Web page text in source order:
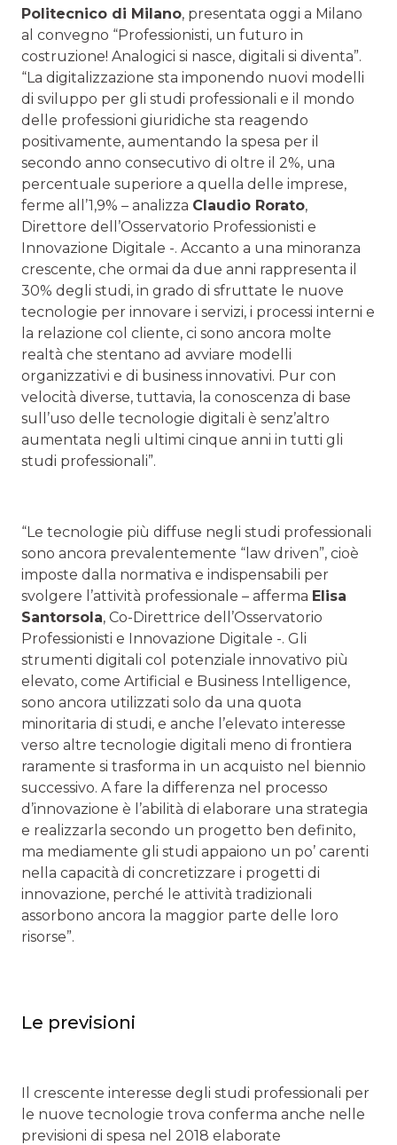
Politecnico di Milano, presentata oggi a Milano
al convegno “Professionisti, un futuro in
costruzione! Analogici si nasce, digitali si diventa”.
“La digitalizzazione sta imponendo nuovi modelli
di sviluppo per gli studi professionali e il mondo
delle professioni giuridiche sta reagendo
positivamente, aumentando la spesa per il
secondo anno consecutivo di oltre il 2%, una
percentuale superiore a quella delle imprese,
ferme all’1,9% – analizza Claudio Rorato,
Direttore dell’Osservatorio Professionisti e
Innovazione Digitale -. Accanto a una minoranza
crescente, che ormai da due anni rappresenta il
30% degli studi, in grado di sfruttate le nuove
tecnologie per innovare i servizi, i processi interni e
la relazione col cliente, ci sono ancora molte
realtà che stentano ad avviare modelli
organizzativi e di business innovativi. Pur con
velocità diverse, tuttavia, la conoscenza di base
sull’uso delle tecnologie digitali è senz’altro
aumentata negli ultimi cinque anni in tutti gli
studi professionali”.
“Le tecnologie più diffuse negli studi professionali
sono ancora prevalentemente “law driven”, cioè
imposte dalla normativa e indispensabili per
svolgere l’attività professionale – afferma Elisa
Santorsola, Co-Direttrice dell’Osservatorio
Professionisti e Innovazione Digitale -. Gli
strumenti digitali col potenziale innovativo più
elevato, come Artificial e Business Intelligence,
sono ancora utilizzati solo da una quota
minoritaria di studi, e anche l’elevato interesse
verso altre tecnologie digitali meno di frontiera
raramente si trasforma in un acquisto nel biennio
successivo. A fare la differenza nel processo
d’innovazione è l’abilità di elaborare una strategia
e realizzarla secondo un progetto ben definito,
ma mediamente gli studi appaiono un po’ carenti
nella capacità di concretizzare i progetti di
innovazione, perché le attività tradizionali
assorbono ancora la maggior parte delle loro
risorse”.
Le previsioni
Il crescente interesse degli studi professionali per
le nuove tecnologie trova conferma anche nelle
previsioni di spesa nel 2018 elaborate